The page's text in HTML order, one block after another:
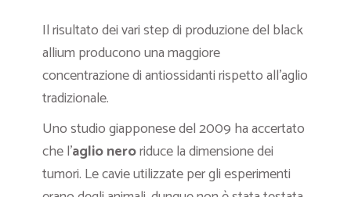
Il risultato dei vari step di produzione del black
allium producono una maggiore
concentrazione di antiossidanti rispetto all’aglio
tradizionale.
Uno studio giapponese del 2009 ha accertato
che l’aglio neroriduce la dimensione dei
tumori. Le cavie utilizzate per gli esperimenti